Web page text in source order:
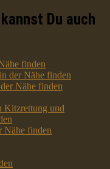
Du auch
finden
der Nähe finden
Nähe finden
Kitzrettung und
Nähe finden